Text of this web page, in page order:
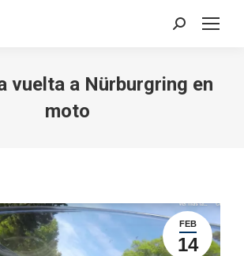
Search:
vuelta a Nürburgring en
moto
FEB
14